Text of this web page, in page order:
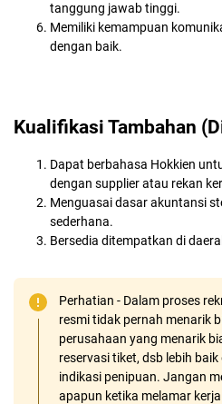
tanggung jawab tinggi.
Memiliki kemampuan
dengan baik.
Kualifikasi Tambahan
Dapat berbahasa Hokkien
dengan supplier atau rekan
Menguasai dasar akuntansi
sederhana.
Bersedia ditempatkan di
Perhatian - Dalam proses
resmi tidak pernah menarik
perusahaan yang menarik
reservasi tiket, dsb lebih
indikasi penipuan. Jangan
apapun ketika melamar